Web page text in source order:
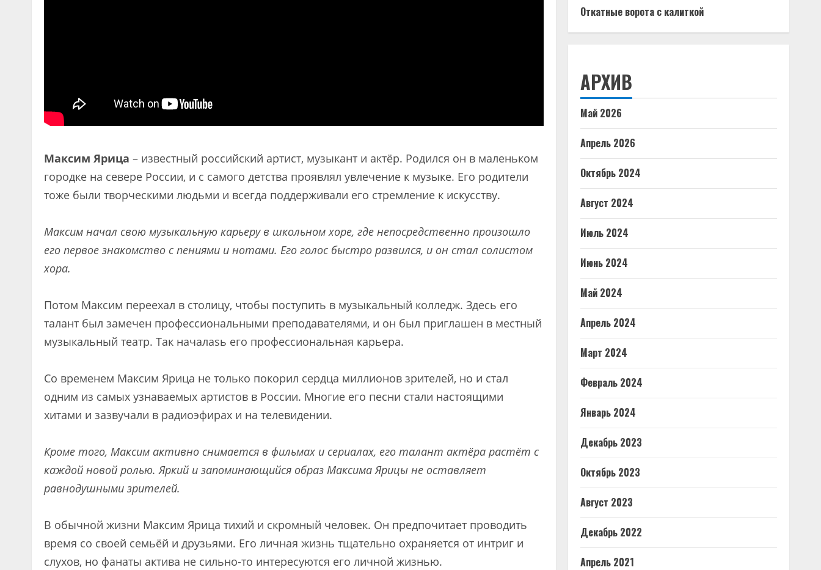
Максим Ярица – известный российский артист, музыкант и актёр. Родился он в маленьком
городке на севере России, и с самого детства проявлял увлечение к музыке. Его родители
тоже были творческими людьми и всегда поддерживали его стремление к искусству.
Максим начал свою музыкальную карьеру в школьном хоре, где непосредственно произошло
его первое знакомство с пениями и нотами. Его голос быстро развился, и он стал солистом
хора.
Потом Максим переехал в столицу, чтобы поступить в музыкальный колледж. Здесь его
талант был замечен профессиональными преподавателями, и он был приглашен в местный
музыкальный театр. Так началasь его профессиональная карьера.
Со временем Максим Ярица не только покорил сердца миллионов зрителей, но и стал
одним из самых узнаваемых артистов в России. Многие его песни стали настоящими
хитами и зазвучали в радиоэфирах и на телевидении.
Кроме того, Максим активно снимается в фильмах и сериалах, его талант актёра растёт с
каждой новой ролью. Яркий и запоминающийся образ Максима Ярицы не оставляет
равнодушными зрителей.
В обычной жизни Максим Ярица тихий и скромный человек. Он предпочитает проводить
время со своей семьёй и друзьями. Его личная жизнь тщательно охраняется от интриг и
слухов, но фанаты актива не сильно-то интересуются его личной жизнью.
Откатные ворота с калиткой
АРХИВ
Май 2026
Апрель 2026
Октябрь 2024
Август 2024
Июль 2024
Июнь 2024
Май 2024
Апрель 2024
Март 2024
Февраль 2024
Январь 2024
Декабрь 2023
Октябрь 2023
Август 2023
Декабрь 2022
Апрель 2021